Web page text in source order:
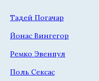
Тадей Погачар
Йонас Вингегор
Ремко Эвенпул
Поль Сексас